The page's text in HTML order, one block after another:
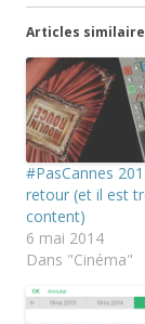
e
r
p
o
u
r
i
m
p
r
i
m
e
r
o
u
v
d
a
e
z
p
o
u
r
p
g
e
r
w
t
t
Articles
#PasCannes
retour (et il est
content)
6 mai 2014
Dans "Cinéma"